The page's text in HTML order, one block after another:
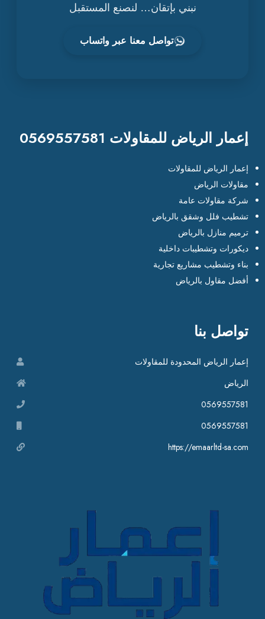
نبني بإتقان… لنصنع المستقبل
تواصل معنا عبر واتساب
إعمار الرياض للمقاولات 0569557581
إعمار الرياض للمقاولات
مقاولات الرياض
شركة مقاولات عامة
تشطيب فلل وشقق بالرياض
ترميم منازل بالرياض
ديكورات وتشطيبات داخلية
بناء وتشطيب مشاريع تجارية
أفضل مقاول بالرياض
تواصل بنا
إعمار الرياض المحدودة للمقاولات
الرياض
0569557581
0569557581
https://emaarltd-sa.com